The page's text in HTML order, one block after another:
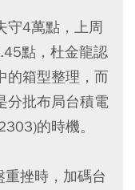
守4萬點，上周
點，杜金龍認
的箱型整理，而
分批布局台積電
的時機。
挫時，加碼台